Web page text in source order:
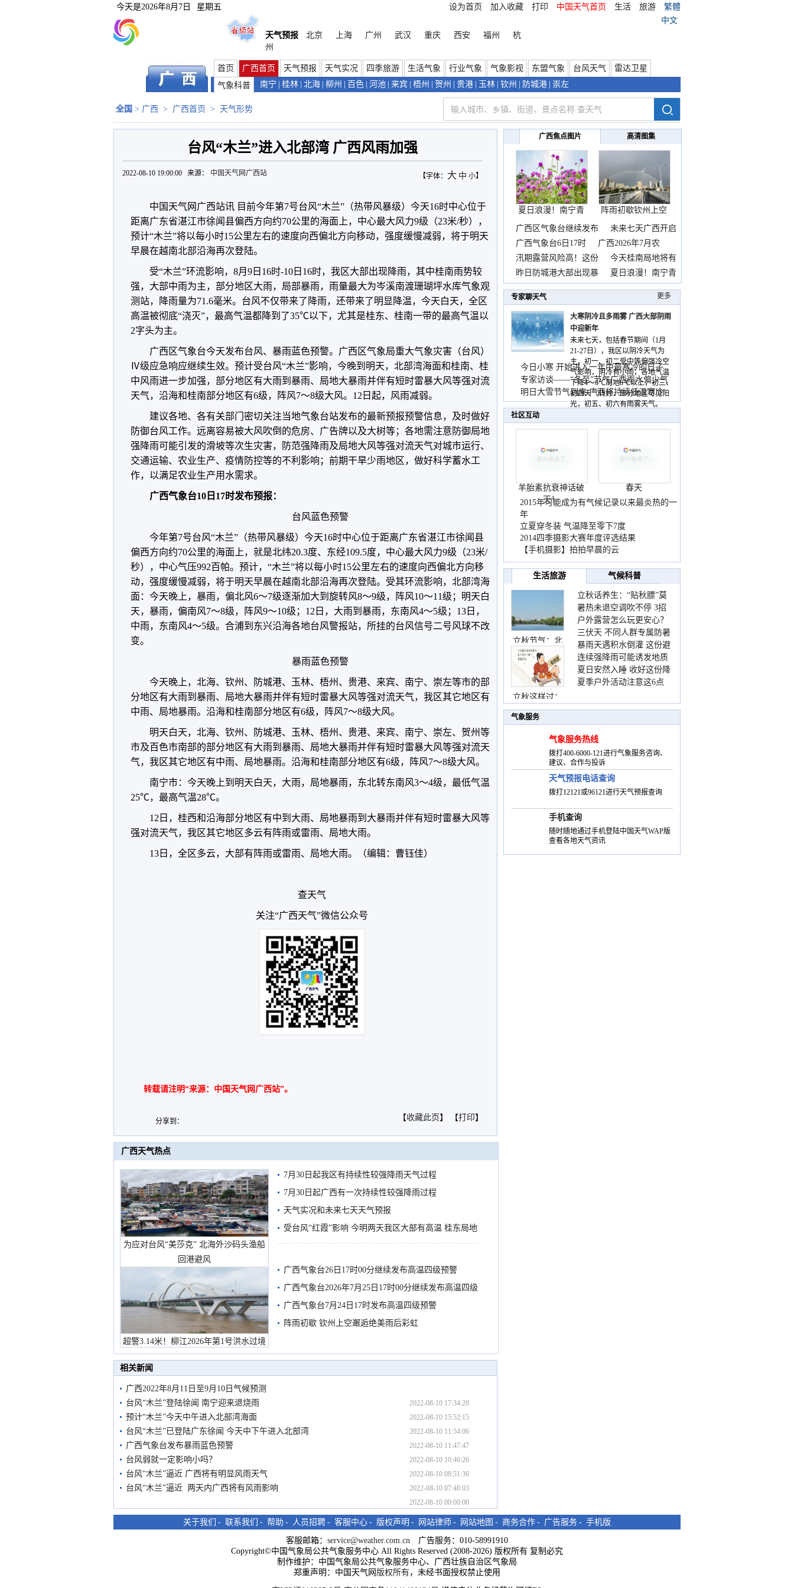
今天是2026年8月7日 星期五 设为首页 加入收藏 打印 中国天气首页 生活 旅游
繁體
中文
天气预报
北京 上海 广州 武汉 重庆 西安 福州
杭
州
首页 广西首页 天气预报 天气实况 四季旅游 生活气象 行业气象 气象影视 东盟气象 台风天气
雷达卫星
气象科普
南宁 桂林 北海 柳州 百色 河池 来宾 梧州 贺州 贵港 玉林 钦州 防城港 崇左
全国 > 广西 > 广西首页 > 天气形势
台风“木兰”进入北部湾 广西风雨加强
【字体： 大 中 小】
2022-08-10 19:00:00 来源： 中国天气网广西站
中国天气网广西站讯 目前今年第7号台风“木兰”（热带风暴级）今天16时中心位于
距离广东省湛江市徐闻县偏西方向约70公里的海面上，中心最大风力9级（23米/秒），
预计“木兰”将以每小时15公里左右的速度向西偏北方向移动，强度缓慢减弱，将于明天
早晨在越南北部沿海再次登陆。
受“木兰”环流影响，8月9日16时-10日16时，我区大部出现降雨，其中桂南雨势较
强，大部中雨为主，部分地区大雨，局部暴雨，雨量最大为岑溪南渡珊瑚坪水库气象观
测站，降雨量为71.6毫米。台风不仅带来了降雨，还带来了明显降温，今天白天，全区
高温被彻底“浇灭”，最高气温都降到了35℃以下，尤其是桂东、桂南一带的最高气温以
2字头为主。
广西区气象台今天发布台风、暴雨蓝色预警。广西区气象局重大气象灾害（台风）
Ⅳ级应急响应继续生效。预计受台风“木兰”影响，今晚到明天，北部湾海面和桂南、桂
中风雨进一步加强，部分地区有大雨到暴雨、局地大暴雨并伴有短时雷暴大风等强对流
天气，沿海和桂南部分地区有6级，阵风7～8级大风。12日起，风雨减弱。
建议各地、各有关部门密切关注当地气象台站发布的最新预报预警信息，及时做好
防御台风工作。远离容易被大风吹倒的危房、广告牌以及大树等；各地需注意防御局地
强降雨可能引发的滑坡等次生灾害，防范强降雨及局地大风等强对流天气对城市运行、
交通运输、农业生产、疫情防控等的不利影响；前期干旱少雨地区，做好科学蓄水工
作，以满足农业生产用水需求。
广西气象台10日17时发布预报：
台风蓝色预警
今年第7号台风“木兰”（热带风暴级）今天16时中心位于距离广东省湛江市徐闻县
偏西方向约70公里的海面上，就是北纬20.3度、东经109.5度，中心最大风力9级（23米/
秒），中心气压992百帕。预计，“木兰”将以每小时15公里左右的速度向西偏北方向移
动，强度缓慢减弱，将于明天早晨在越南北部沿海再次登陆。受其环流影响，北部湾海
面：今天晚上，暴雨，偏北风6～7级逐渐加大到旋转风8～9级，阵风10～11级；明天白
天，暴雨，偏南风7～8级，阵风9～10级；12日，大雨到暴雨，东南风4～5级；13日，
中雨，东南风4～5级。合浦到东兴沿海各地台风警报站，所挂的台风信号二号风球不改
变。
暴雨蓝色预警
今天晚上，北海、钦州、防城港、玉林、梧州、贵港、来宾、南宁、崇左等市的部
分地区有大雨到暴雨、局地大暴雨并伴有短时雷暴大风等强对流天气，我区其它地区有
中雨、局地暴雨。沿海和桂南部分地区有6级，阵风7～8级大风。
明天白天，北海、钦州、防城港、玉林、梧州、贵港、来宾、南宁、崇左、贺州等
市及百色市南部的部分地区有大雨到暴雨、局地大暴雨并伴有短时雷暴大风等强对流天
气，我区其它地区有中雨、局地暴雨。沿海和桂南部分地区有6级，阵风7～8级大风。
南宁市：今天晚上到明天白天，大雨，局地暴雨，东北转东南风3～4级，最低气温
25℃，最高气温28℃。
12日，桂西和沿海部分地区有中到大雨、局地暴雨到大暴雨并伴有短时雷暴大风等
强对流天气，我区其它地区多云有阵雨或雷雨、局地大雨。
13日，全区多云，大部有阵雨或雷雨、局地大雨。（编辑：曹钰佳）
查天气
关注“广西天气”微信公众号
转载请注明“来源：中国天气网广西站”。
分享到： 【收藏此页 】 【打印】
广西天气热点
为应对台风“美莎克” 北海外沙码头渔船
回港避风
超警3.14米！柳江2026年第1号洪水过境
市民在堤岸见证汛况
7月30日起我区有持续性较强降雨天气过程
7月30日起广西有一次持续性较强降雨过程
天气实况和未来七天天气预报
受台风“红霞”影响 今明两天我区大部有高温 桂东局地
有较强降雨
广西气象台26日17时00分继续发布高温四级预警
广西气象台2026年7月25日17时00分继续发布高温四级
预警
广西气象台7月24日17时发布高温四级预警
阵雨初歇 钦州上空邂逅绝美雨后彩虹
相关新闻
广西2022年8月11日至9月10日气候预测
2022-08-10 17:34:28
台风“木兰”登陆徐闻 南宁迎来退烧雨
2022-08-10 15:52:15
预计“木兰”今天中午进入北部湾海面
2022-08-10 11:54:06
台风“木兰”已登陆广东徐闻 今天中下午进入北部湾
2022-08-10 11:47:47
广西气象台发布暴雨蓝色预警
2022-08-10 10:46:26
台风弱就一定影响小吗？
2022-08-10 08:51:36
台风“木兰”逼近 广西将有明显风雨天气
2022-08-10 07:48:03
台风“木兰”逼近 两天内广西将有风雨影响
2022-08-10 00:00:00
广西焦点图片 高清图集
夏日浪漫！南宁青
秀山
阵雨初歇钦州上空
邂逅
广西区气象台继续发布
未来七天广西开启
晴热
广西气象台6日17时
广西2026年7月农
汛期露营风险高！这份
今天桂南局地将有
暴雨
昨日防城港大部出现暴
夏日浪漫！南宁青
秀山
专家聊天气 更多
大寒阴冷且多雨雾 广西大部阴雨
中迎新年
未来七天，包括春节期间（1月
21-27日），我区以阴冷天气为
主，初一、初二受中等偏强冷空
气影响，阴冷有小雨，各地气温
下降4～6℃局地8℃以上，初三、
初四天气转好，部分地区可见阳
光，初五、初六有雨雾天气。
今日小寒 开始进入一年中最寒冷的日子
专家访谈——“冬至”节气广西雨水偏少气
温低
明日大雪节气到来 广西将持续低温寒冷
天气
社区互动
羊胎素抗衰神话破
灭！
春天
2015年可能成为有气候记录以来最炎热的一
年
立夏穿冬装 气温降至零下7度
2014四季摄影大赛年度评选结果
【手机摄影】拍拍早晨的云
生活旅游 气候科普
立秋节气：北
立秋这样过：
立秋话养生：“贴秋膘”莫
着急 先清暑再防燥
暑热未退空调吹不停 3招
护住肩颈不酸痛
户外露营怎么玩更安心？
这份攻略请收好
三伏天 不同人群专属防暑
要点请收好
暴雨天遇积水倒灌 这份避
险提示请收好
连续强降雨可能诱发地质
灾害 这些前兆要知道
夏日安然入睡 收好这份降
温小贴士
夏季户外活动注意这6点
气象服务
气象服务热线
拨打400-6000-121进行气象服务咨询、
建议、合作与投诉
天气预报电话查询
拨打12121或96121进行天气预报查询
手机查询
随时随地通过手机登陆中国天气WAP版
查看各地天气资讯
关于我们 - 联系我们 - 帮助 - 人员招聘 - 客服中心 - 版权声明 - 网站律师 - 网站地图 - 商务合作 - 广告服务 - 手机版
客服邮箱： service@weather.com.cn 广告服务：010-58991910
Copyright©中国气象局公共气象服务中心 All Rights Reserved (2008-2026) 版权所有 复制必究
制作维护：中国气象局公共气象服务中心、广西壮族自治区气象局
郑重声明：中国天气网 版权所有，未经书面授权禁止使用